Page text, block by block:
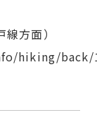
方面）
hiking/back/